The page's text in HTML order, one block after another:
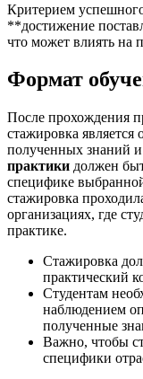
Критерием
**достижение
что может влиять на
Формат
После прохождения
стажировка является
полученных знаний
практики должен
специфике
стажировка
организациях, где
практике.
Стажировка
практический
Студентам
наблюдением
полученные
Важно, чтобы
специфики